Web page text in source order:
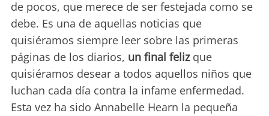
de pocos, que merece de ser festejada como se
debe. Es una de aquellas noticias que
quisiéramos siempre leer sobre las primeras
páginas de los diarios, un final feliz que
quisiéramos desear a todos aquellos niños que
luchan cada día contra la infame enfermedad.
Esta vez ha sido Annabelle Hearn la pequeña